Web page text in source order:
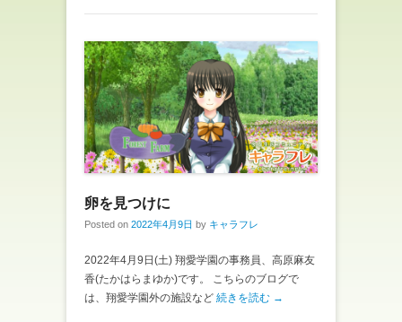
卵を見つけに
Posted on 2022年4月9日 by キャラフレ
2022年4月9日(土) 翔愛学園の事務員、高原麻友
香(たかはらまゆか)です。 こちらのブログで
は、翔愛学園外の施設など 続きを読む →